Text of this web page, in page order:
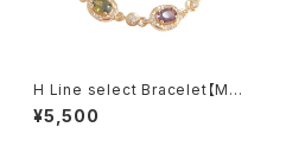
H Line select Bracelet【Mul
ti color・Gold】
¥5,500